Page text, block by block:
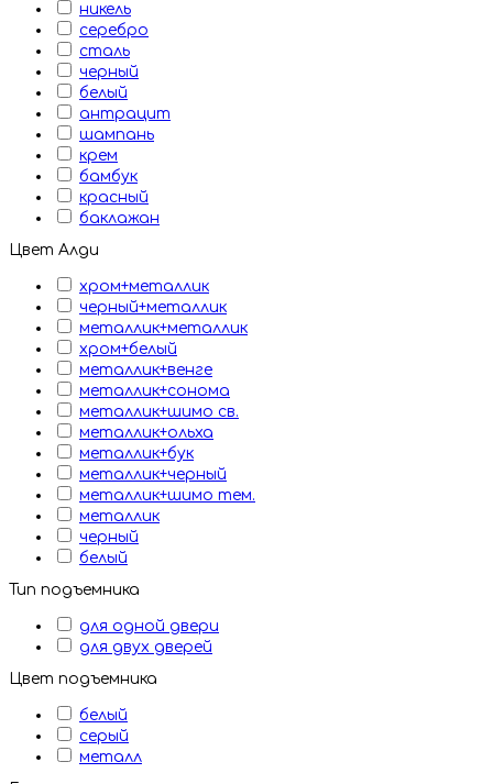
никель
серебро
сталь
черный
белый
антрацит
шампань
крем
бамбук
красный
баклажан
Цвет Алди
хром+металлик
черный+металлик
металлик+металлик
хром+белый
металлик+венге
металлик+сонома
металлик+шимо св.
металлик+ольха
металлик+бук
металлик+черный
металлик+шимо тем.
металлик
черный
белый
Тип подъемника
для одной двери
для двух дверей
Цвет подъемника
белый
серый
металл